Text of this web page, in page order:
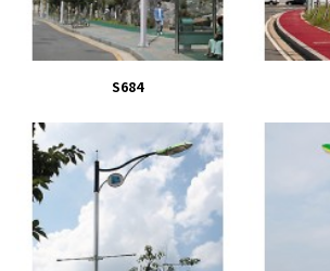
S684